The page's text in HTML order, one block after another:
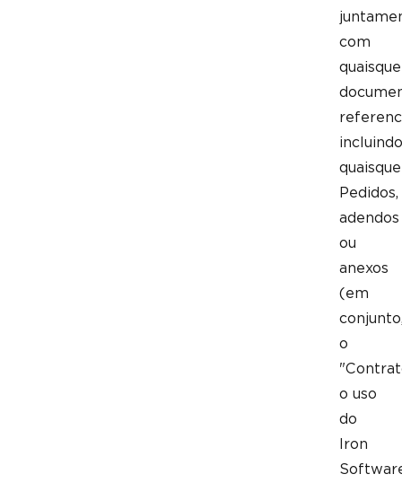
com
incluindo
Pedidos,
adendos
ou
anexos
(em
o
o uso
do
Iron